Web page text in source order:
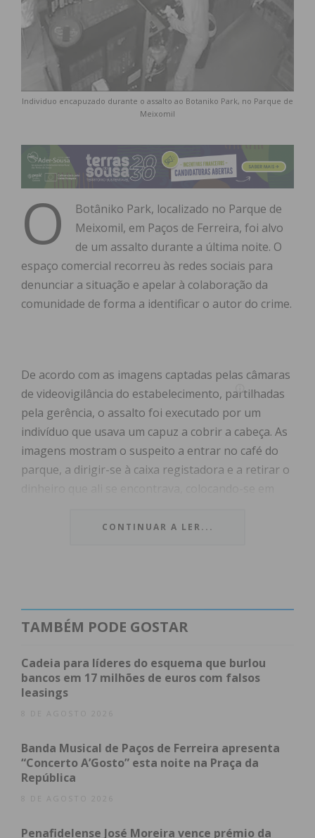
Individuo encapuzado durante o assalto ao Botaniko Park, no Parque de
Meixomil
O
Botâniko Park, localizado no Parque de
Meixomil, em Paços de Ferreira, foi alvo
de um assalto durante a última noite. O
espaço comercial recorreu às redes sociais para
denunciar a situação e apelar à colaboração da
comunidade de forma a identificar o autor do crime.
De acordo com as imagens captadas pelas câmaras
de videovigilância do estabelecimento, partilhadas
pela gerência, o assalto foi executado por um
indivíduo que usava um capuz a cobrir a cabeça. As
imagens mostram o suspeito a entrar no café do
parque, a dirigir-se à caixa registadora e a retirar o
00:00 00:49
Apelo à população e reação da gerência
Subscreva a newsletter do Imediato
Apelo à população e reação da
gerência
CONTINUAR A LER...
TAMBÉM PODE GOSTAR
Cadeia para líderes do esquema que burlou
bancos em 17 milhões de euros com falsos
leasings
8 DE AGOSTO 2026
Banda Musical de Paços de Ferreira apresenta
“Concerto A’Gosto” esta noite na Praça da
República
8 DE AGOSTO 2026
Penafidelense José Moreira vence prémio da